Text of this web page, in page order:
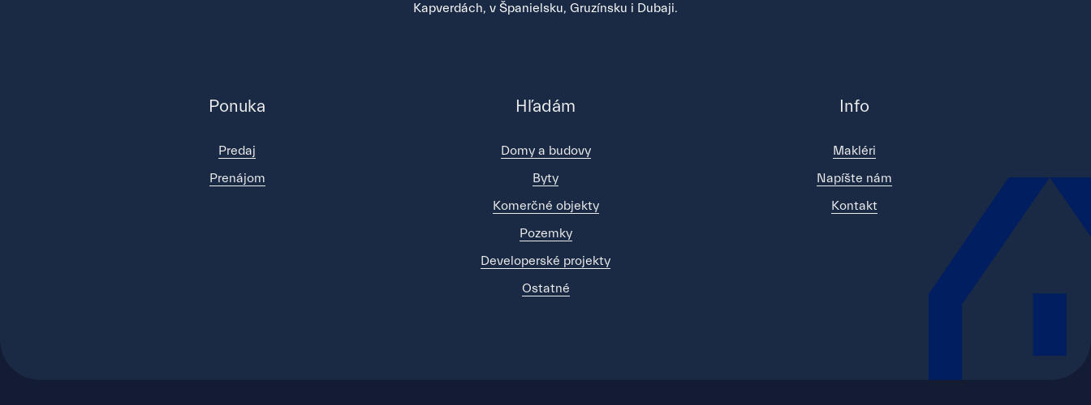
Kapverdách, v Španielsku, Gruzínsku i Dubaji.
Ponuka
Predaj
Prenájom
Hľadám
Domy a budovy
Byty
Komerčné objekty
Pozemky
Developerské projekty
Ostatné
Info
Makléri
Napíšte nám
Kontakt